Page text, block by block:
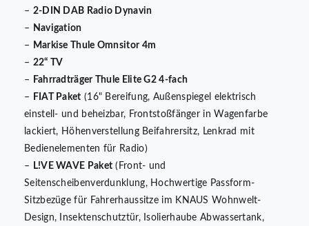
– 2-DIN DAB Radio Dynavin
– Navigation
– Markise Thule Omnsitor 4m
– 22“ TV
–
Fahrradträger Thule Elite G2 4-fach
–
FIAT Paket (16" Bereifung, Außenspiegel elektrisch
einstell- und beheizbar, Frontstoßfänger in Wagenfarbe
lackiert, Höhenverstellung Beifahrersitz, Lenkrad mit
Bedienelementen für Radio)
–
L!VE WAVE Paket (Front- und
Seitenscheibenverdunklung, Hochwertige Passform-
Sitzbezüge für Fahrerhaussitze im KNAUS Wohnwelt-
Design, Insektenschutztür, Isolierhaube Abwassertank,